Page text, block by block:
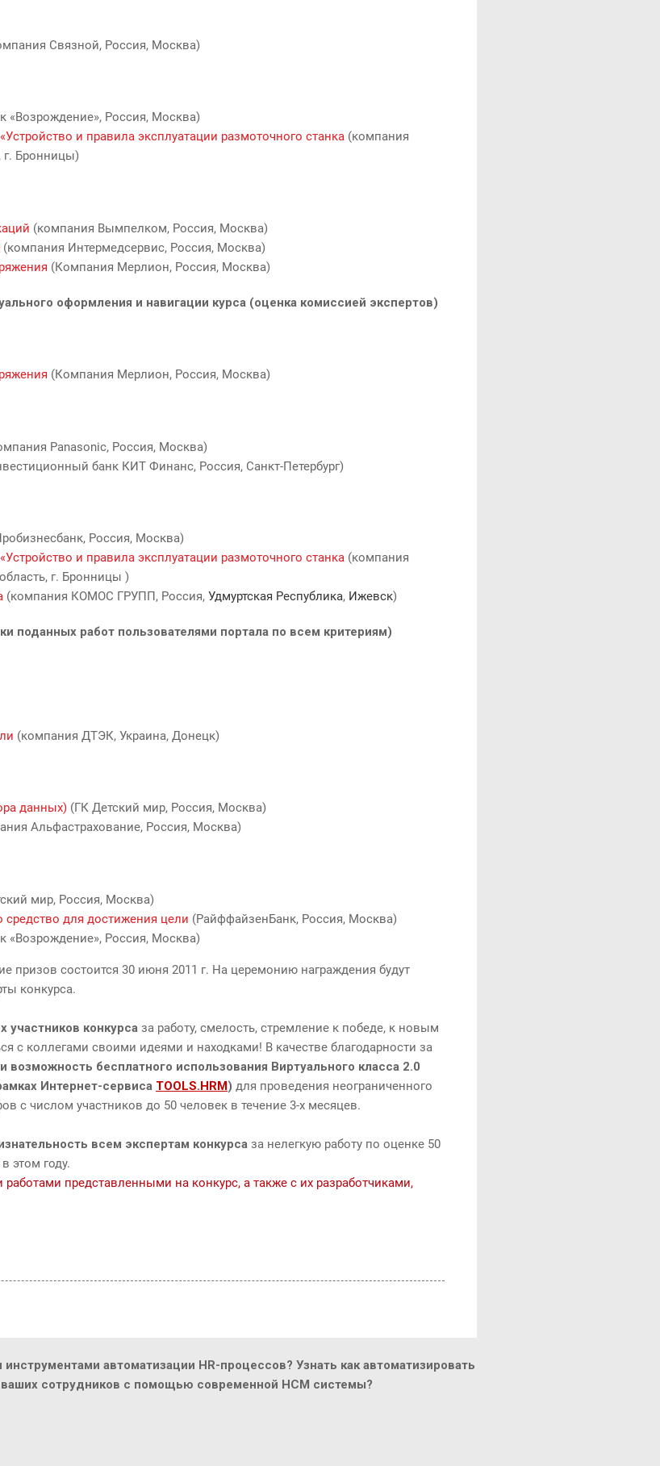
Связной, Россия, Москва)
«Возрождение», Россия, Москва)
и правила эксплуатации размоточного станка (компания
Бронницы)
(компания Вымпелком, Россия, Москва)
(компания Интермедсервис, Россия, Москва)
(Компания Мерлион, Россия, Москва)
оформления и навигации курса (оценка комиссией экспертов)
(Компания Мерлион, Россия, Москва)
Panasonic, Россия, Москва)
банк КИТ Финанс, Россия, Санкт-Петербург)
Россия, Москва)
и правила эксплуатации размоточного станка (компания
г. Бронницы )
(компания КОМОС ГРУПП, Россия, Удмуртская Республика, Ижевск)
поданных работ пользователями портала по всем критериям)
(компания ДТЭК, Украина, Донецк)
данных) (ГК Детский мир, Россия, Москва)
Альфастрахование, Россия, Москва)
мир, Россия, Москва)
для достижения цели (РайффайзенБанк, Россия, Москва)
«Возрождение», Россия, Москва)
призов состоится 30 июня 2011 г. На церемонию награждения будут
конкурса.
участников конкурса за работу, смелость, стремление к победе, к новым
с коллегами своими идеями и находками! В качестве благодарности за
возможность бесплатного использования Виртуального класса 2.0
Интернет-сервиса TOOLS.HRM) для проведения неограниченного
с числом участников до 50 человек в течение 3-х месяцев.
всем экспертам конкурса за нелегкую работу по оценке 50
этом году.
представленными на конкурс, а также с их разработчиками,
автоматизации HR-процессов? Узнать как автоматизировать
сотрудников с помощью современной HCM системы?